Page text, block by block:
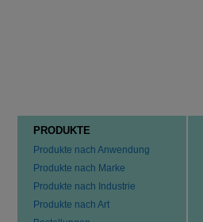
PRODUKTE
Produkte nach Anwendung
Produkte nach Marke
Produkte nach Industrie
Produkte nach Art